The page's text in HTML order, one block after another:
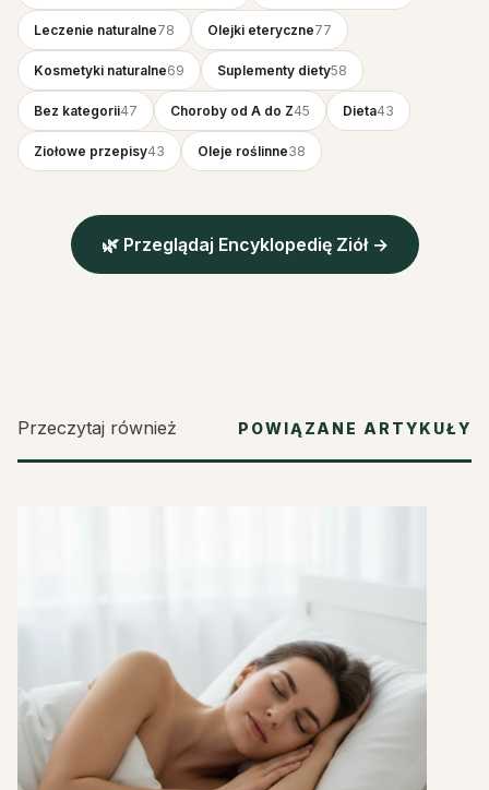
Leczenie naturalne78 Olejki eteryczne77
Kosmetyki naturalne69 Suplementy diety58
Bez kategorii47 Choroby od A do Z45 Dieta43
Ziołowe przepisy43 Oleje roślinne38
🌿 Przeglądaj Encyklopedię Ziół →
Przeczytaj również POWIĄZANE ARTYKUŁY